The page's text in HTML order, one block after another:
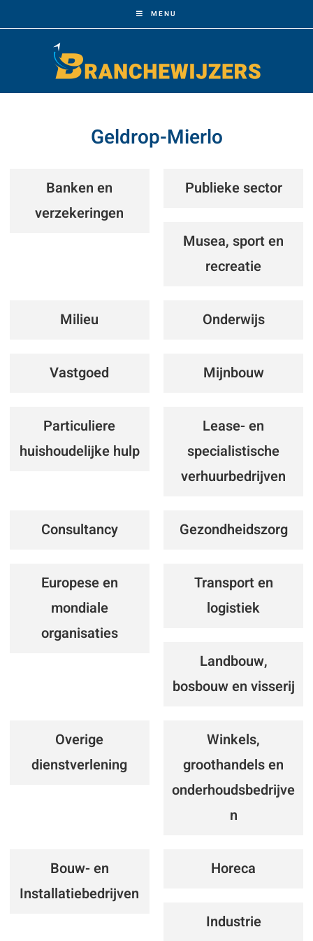
MENU
Geldrop-Mierlo
Banken en
verzekeringen
Publieke sector
Musea, sport en
recreatie
Milieu Onderwijs
Vastgoed Mijnbouw
Particuliere
huishoudelijke hulp
Lease- en
specialistische
verhuurbedrijven
Consultancy Gezondheidszorg
Europese en
mondiale
organisaties
Transport en
logistiek
Landbouw,
bosbouw en visserij
Overige
dienstverlening
Winkels,
groothandels en
onderhoudsbedrijve
n
Bouw- en
Installatiebedrijven
Horeca
Industrie